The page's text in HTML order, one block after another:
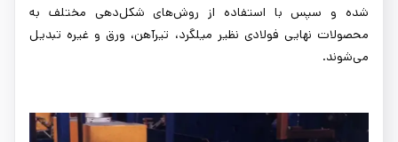
شده و سپس با استفاده از روش‌های شکل‌دهی مختلف به
محصولات نهایی فولادی نظیر میلگرد، تیرآهن، ورق و غیره تبدیل
می‌شوند.